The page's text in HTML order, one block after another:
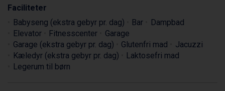
Faciliteter
Babyseng (ekstra gebyr pr. dag)
Bar
Dampbad
Elevator
Fitnesscenter
Garage
Garage (ekstra gebyr pr. dag)
Glutenfri mad
Jacuzzi
Kæledyr (ekstra gebyr pr. dag)
Laktosefri mad
Legerum til børn